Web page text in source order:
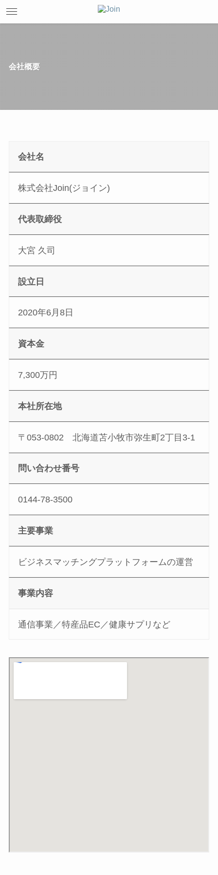
会社概要
会社名
株式会社Join(ジョイン)
代表取締役
大宮 久司
設立日
2020年6月8日
資本金
7,300万円
本社所在地
〒053-0802 北海道苫小牧市弥生町2丁目3-1
問い合わせ番号
0144-78-3500
主要事業
ビジネスマッチングプラットフォームの運営
事業内容
通信事業／特産品EC／健康サプリなど